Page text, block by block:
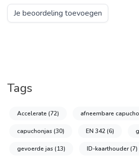
Je beoordeling toevoegen
Tags
Accelerate (72) afneembare
capuchonjas(30) EN 342(6)
gevoerde jas(13) ID-kaarthouder(7)